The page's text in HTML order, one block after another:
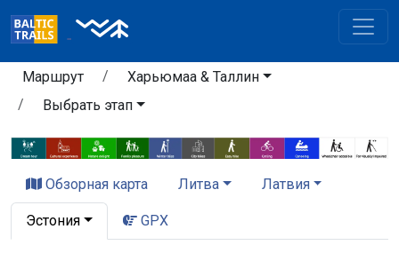
Маршрут
Харьюмаа & Таллин
Выбрать этап
Обзорная карта Литва Латвия
Эстония GPX